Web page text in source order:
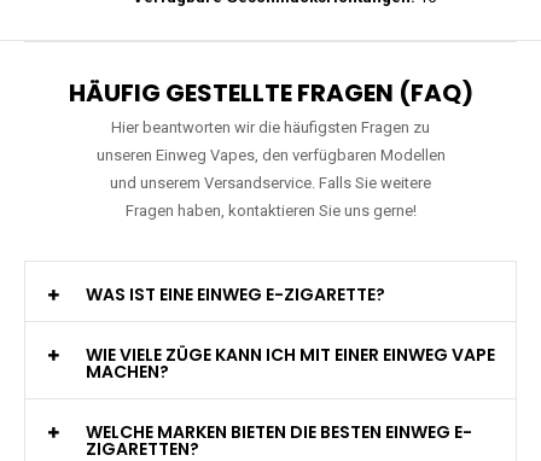
HÄUFIG GESTELLTE FRAGEN (FAQ)
Hier beantworten wir die häufigsten Fragen zu
unseren Einweg Vapes, den verfügbaren Modellen
und unserem Versandservice. Falls Sie weitere
Fragen haben, kontaktieren Sie uns gerne!
WAS IST EINE EINWEG E-ZIGARETTE?
WIE VIELE ZÜGE KANN ICH MIT EINER EINWEG VAPE
MACHEN?
WELCHE MARKEN BIETEN DIE BESTEN EINWEG E-
ZIGARETTEN?